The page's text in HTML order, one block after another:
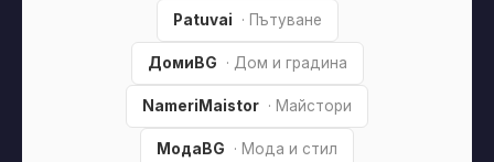
Patuvai · Пътуване
ДомиBG · Дом и градина
NameriMaistor · Майстори
МодаBG · Мода и стил